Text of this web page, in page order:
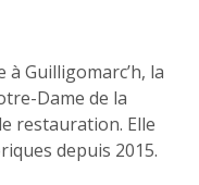
Guilligomarc’h, la
Dame de la
restauration. Elle
depuis 2015.